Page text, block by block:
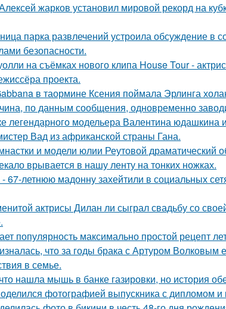
жарков установил мировой рекорд на
парка развлечений устроила обсуждение в
безопасности.
на съёмках нового клипа House Tour -
проекта.
в таормине Ксения поймала Эрлинга
по данным сообщения, одновременно
легендарного модельера Валентина юдашкина
Вад из африканской страны Гана.
и модели юлии Реутовой драматический
врывается в нашу ленту на тонких ножках.
67-летнюю мадонну захейтили в социальных
актрисы Дилан ли сыграл свадьбу со
популярность максимально простой рецепт
что за годы брака с Артуром Волковым
в семье.
нашла мышь в банке газировки, но история
фотографией выпускника с дипломом